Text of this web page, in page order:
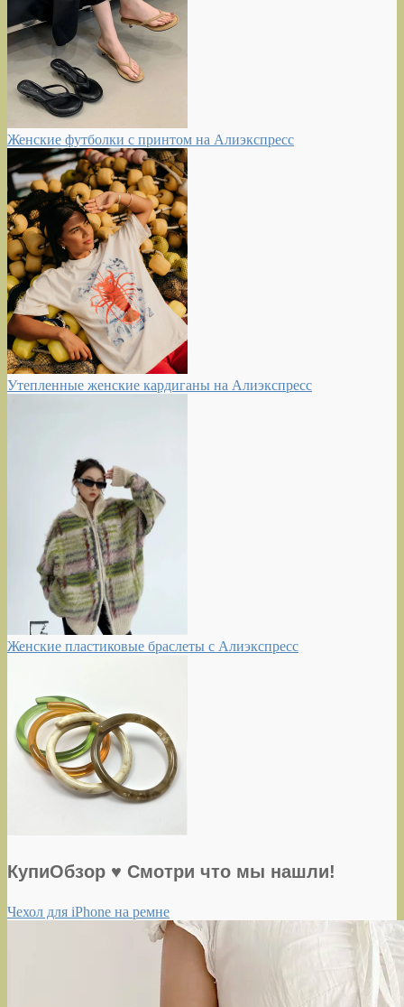
Женские футболки с принтом на Алиэкспресс
Утепленные женские кардиганы на Алиэкспресс
Женские пластиковые браслеты с Алиэкспресс
КупиОбзор ♥ Смотри что мы нашли!
Чехол для iPhone на ремне